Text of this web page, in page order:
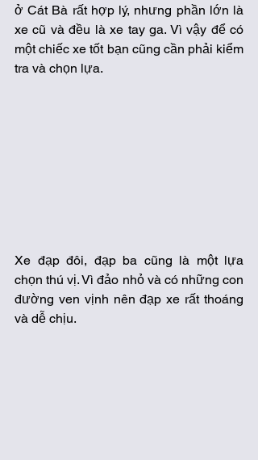
ở Cát Bà rất hợp lý, nhưng phần lớn là
xe cũ và đều là xe tay ga. Vì vậy để có
một chiếc xe tốt bạn cũng cần phải kiểm
tra và chọn lựa.
Xe đạp đôi, đạp ba cũng là một lựa
chọn thú vị. Vì đảo nhỏ và có những con
đường ven vịnh nên đạp xe rất thoáng
và dễ chịu.